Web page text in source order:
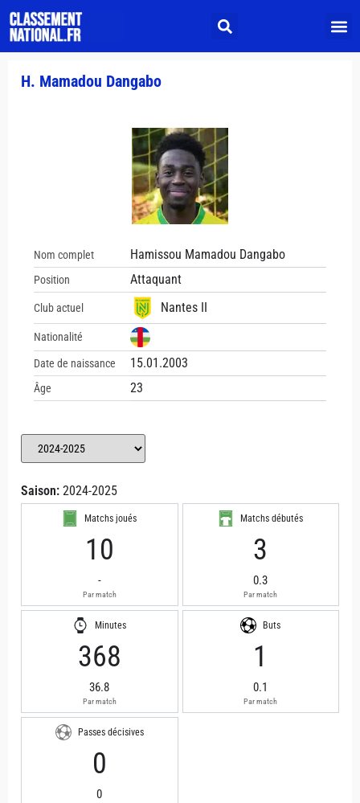
H. Mamadou Dangabo
Nom complet Hamissou Mamadou Dangabo
Position Attaquant
Club actuel Nantes II
Nationalité
Date de naissance 15.01.2003
Âge 23
Saison: 2024-2025
Matchs joués
10
-
Par match
Matchs débutés
3
0.3
Par match
Minutes
368
36.8
Par match
Buts
1
0.1
Par match
Passes décisives
0
0